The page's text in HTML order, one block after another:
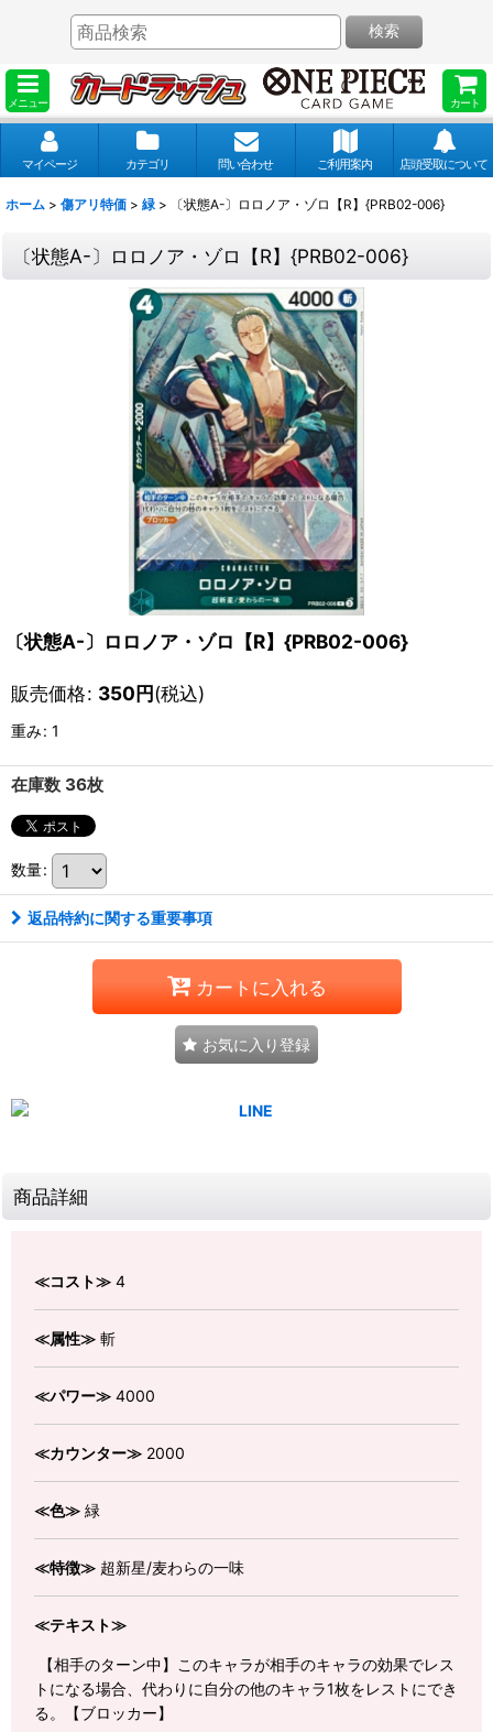
メニュー カート
検索
マイページ カテゴリ 問い合わせ ご利用案内 店頭受取について
ホーム > 傷アリ特価 > 緑 > 〔状態A-〕ロロノア・ゾロ【R】{PRB02-006}
〔状態A-〕ロロノア・ゾロ【R】{PRB02-006}
〔状態A-〕ロロノア・ゾロ【R】{PRB02-006}
販売価格: 350円(税込)
重み: 1
在庫数 36枚
数量:
返品特約に関する重要事項
カートに入れる
お気に入り登録
商品詳細
≪コスト≫ 4
≪属性≫ 斬
≪パワー≫ 4000
≪カウンター≫ 2000
≪色≫ 緑
≪特徴≫ 超新星/麦わらの一味
≪テキスト≫
【相手のターン中】このキャラが相手のキャラの効果でレス
トになる場合、代わりに自分の他のキャラ1枚をレストにでき
る。【ブロッカー】